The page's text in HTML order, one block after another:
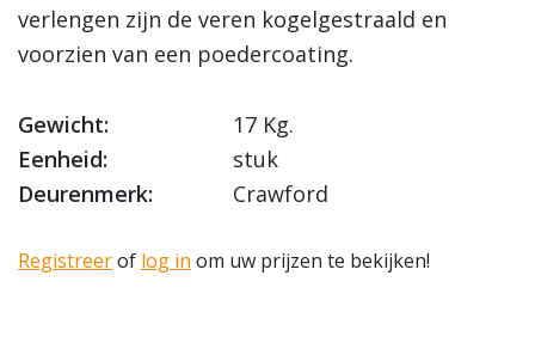
verlengen zijn de veren kogelgestraald en
voorzien van een poedercoating.
Gewicht:
17 Kg.
Eenheid:
stuk
Deurenmerk:
Crawford
Registreerof log in om uw prijzen te bekijken!